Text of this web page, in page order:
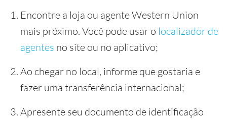
Encontre a loja ou agente Western Union
mais próximo. Você pode usar o localizador de
agentes no site ou no aplicativo;
Ao chegar no local, informe que gostaria e
fazer uma transferência internacional;
Apresente seu documento de identificação